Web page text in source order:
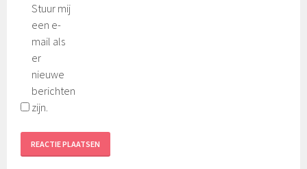
Stuur mij
een e-
mail als
er
nieuwe
berichten
zijn.